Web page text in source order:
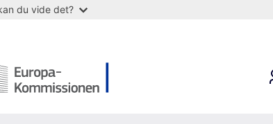
du vide det?